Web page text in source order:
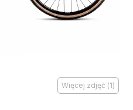
Więcej zdjęć (1)